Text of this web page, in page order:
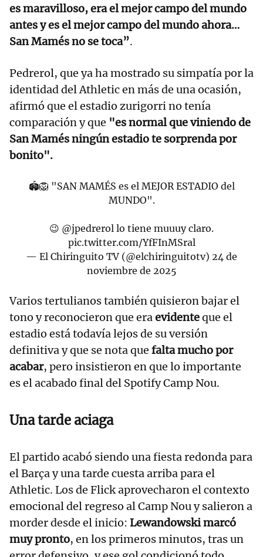
es maravilloso, era el mejor campo del mundo
antes y es el mejor campo del mundo ahora…
San Mamés no se toca”.
Pedrerol, que ya ha mostrado su simpatía por la
identidad del Athletic en más de una ocasión,
afirmó que el estadio zurigorri no tenía
comparación y que "es normal que viniendo de
San Mamés ningún estadio te sorprenda por
bonito".
🏟️🦁 "SAN MAMÉS es el MEJOR ESTADIO del
MUNDO".
😉 @jpedrerol lo tiene muuuy claro.
pic.twitter.com/YfFInMSral
— El Chiringuito TV (@elchiringuitotv) 24 de
noviembre de 2025
Varios tertulianos también quisieron bajar el
tono y reconocieron que eraevidenteque el
estadio está todavía lejos de su versión
definitiva y que se nota que falta mucho por
acabar, pero insistieron en que lo importante
es el acabado final del Spotify Camp Nou.
Una tarde aciaga
El partido acabó siendo una fiesta redonda para
el Barça y una tarde cuesta arriba para el
Athletic. Los de Flick aprovecharon el contexto
emocional del regreso al Camp Nou y salieron a
morder desde el inicio: Lewandowski marcó
muy pronto, en los primeros minutos, tras un